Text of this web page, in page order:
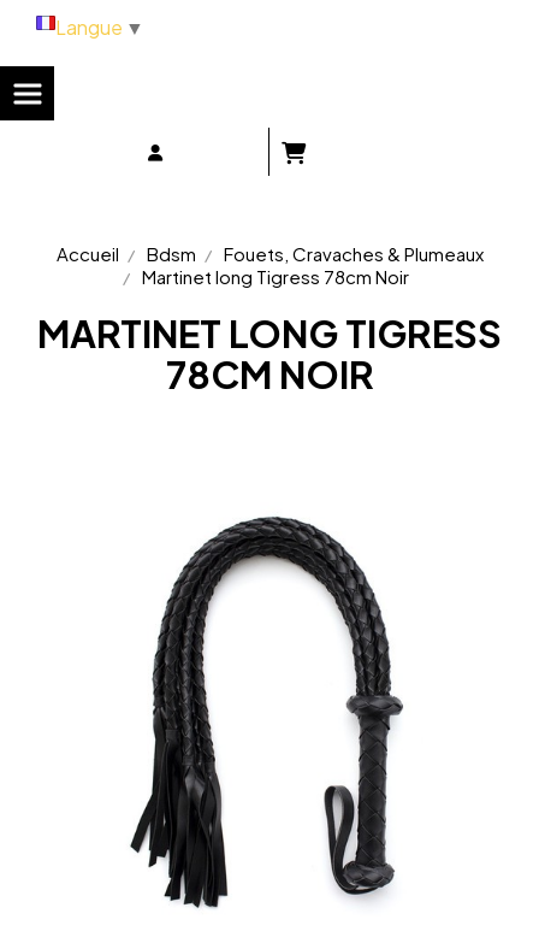
Accueil Bdsm
Fouets, Cravaches & Plumeaux
Martinet long Tigress 78cm Noir
MARTINET LONG TIGRESS
78CM NOIR
Langue ▼